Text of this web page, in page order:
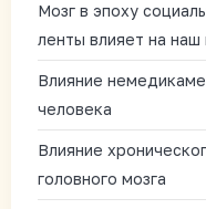
Мозг в эпоху
ленты влияет на наш
Влияние
человека
Влияние
головного мозга